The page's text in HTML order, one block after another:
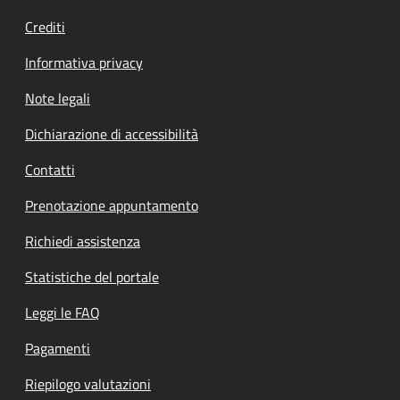
Crediti
Informativa privacy
Note legali
Dichiarazione di accessibilità
Contatti
Prenotazione appuntamento
Richiedi assistenza
Statistiche del portale
Leggi le FAQ
Pagamenti
Riepilogo valutazioni